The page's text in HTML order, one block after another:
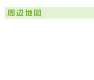
周辺地図